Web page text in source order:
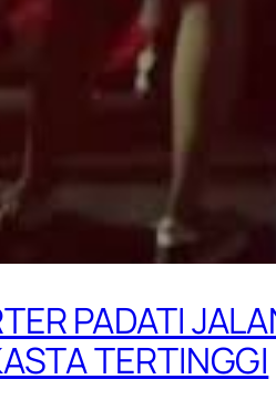
PADATI
TERTINGGI